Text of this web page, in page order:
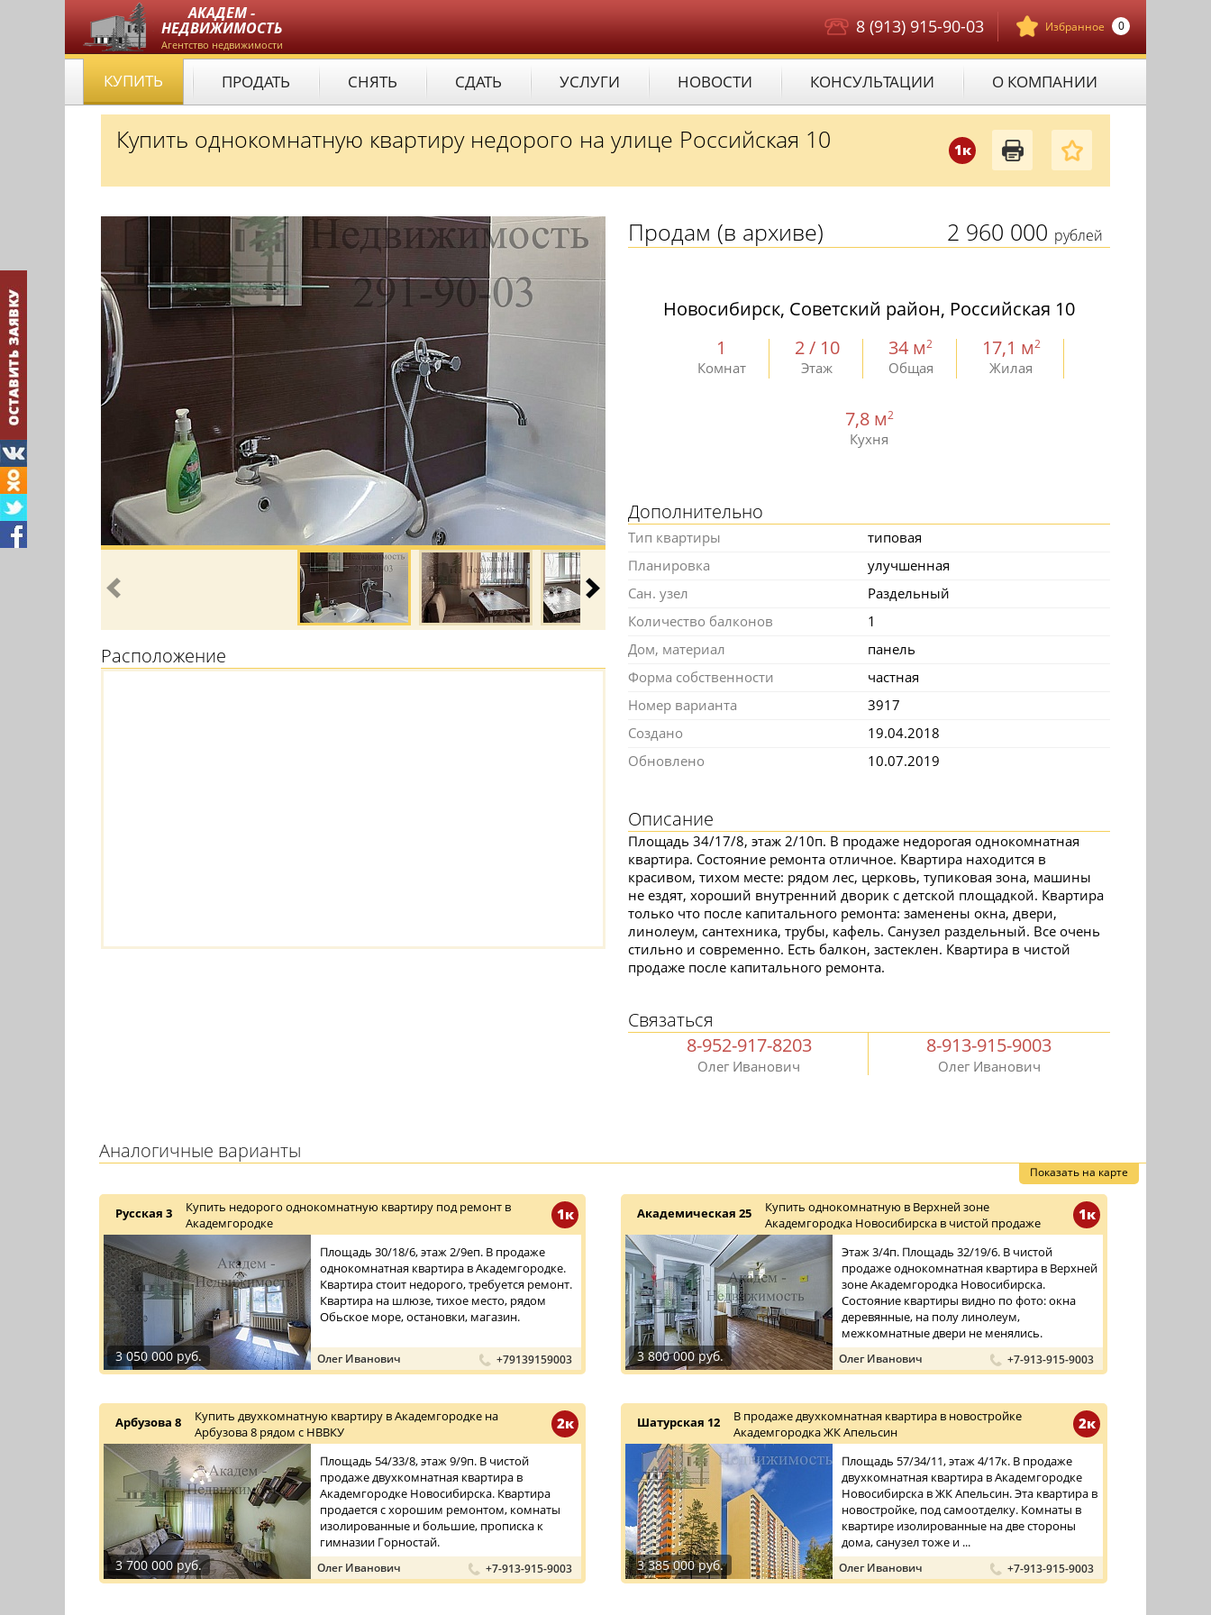
АКАДЕМ -
НЕДВИЖИМОСТЬ
Агентство недвижимости
Избранное 0
8 (913) 915-90-03
КУПИТЬ ПРОДАТЬ СНЯТЬ СДАТЬ УСЛУГИ НОВОСТИ КОНСУЛЬТАЦИИ О КОМПАНИИ
1к
Купить однокомнатную квартиру недорого на улице Российская 10
Расположение
2 960 000 рублей
Продам (в архиве)
Новосибирск, Советский район, Российская 10
1
Комнат
2 / 10
Этаж
34 м2
Общая
17,1 м2
Жилая
7,8 м2
Кухня
Дополнительно
Тип квартиры
типовая
Планировка
улучшенная
Сан. узел
Раздельный
Количество балконов
1
Дом, материал
панель
Форма собственности
частная
Номер варианта
3917
Создано
19.04.2018
Обновлено
10.07.2019
Описание
Площадь 34/17/8, этаж 2/10п. В продаже недорогая однокомнатная
квартира. Состояние ремонта отличное. Квартира находится в
красивом, тихом месте: рядом лес, церковь, тупиковая зона, машины
не ездят, хороший внутренний дворик с детской площадкой. Квартира
только что после капитального ремонта: заменены окна, двери,
линолеум, сантехника, трубы, кафель. Санузел раздельный. Все очень
стильно и современно. Есть балкон, застеклен. Квартира в чистой
продаже после капитального ремонта.
Связаться
8-952-917-8203
Олег Иванович
8-913-915-9003
Олег Иванович
Аналогичные варианты
Показать на карте
1к
Русская 3
Купить недорого однокомнатную квартиру под ремонт в
Академгородке
3 050 000 руб.
Площадь 30/18/6, этаж 2/9еп. В продаже
однокомнатная квартира в Академгородке.
Квартира стоит недорого, требуется ремонт.
Квартира на шлюзе, тихое место, рядом
Обьское море, остановки, магазин.
Олег Иванович +79139159003
1к
Академическая 25
Купить однокомнатную в Верхней зоне
Академгородка Новосибирска в чистой продаже
3 800 000 руб.
Этаж 3/4п. Площадь 32/19/6. В чистой
продаже однокомнатная квартира в Верхней
зоне Академгородка Новосибирска.
Состояние квартиры видно по фото: окна
деревянные, на полу линолеум,
межкомнатные двери не менялись.
Олег Иванович +7-913-915-9003
2к
Арбузова 8
Купить двухкомнатную квартиру в Академгородке на
Арбузова 8 рядом с НВВКУ
3 700 000 руб.
Площадь 54/33/8, этаж 9/9п. В чистой
продаже двухкомнатная квартира в
Академгородке Новосибирска. Квартира
продается с хорошим ремонтом, комнаты
изолированные и большие, прописка к
гимназии Горностай.
Олег Иванович +7-913-915-9003
2к
Шатурская 12
В продаже двухкомнатная квартира в новостройке
Академгородка ЖК Апельсин
3 385 000 руб.
Площадь 57/34/11, этаж 4/17к. В продаже
двухкомнатная квартира в Академгородке
Новосибирска в ЖК Апельсин. Эта квартира в
новостройке, под самоотделку. Комнаты в
квартире изолированные на две стороны
дома, санузел тоже и ...
Олег Иванович +7-913-915-9003